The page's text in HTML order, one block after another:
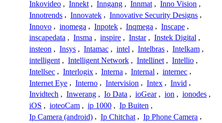
Inkovideo , Innekt , Inngang , Innmat , Inno Vision ,
Innotrends , Innovatek , Innovative Security Designs ,
Innovo , inomega , Inpotek , Inqmega , Inscape ,
inscapedata , Insma , inspire , Instar , Instek Digital ,
insteon , Insys , Intamac , intel , Intelbras , Intelkam ,
intelligent , Intelligent Network , Intellinet , Intellio ,
Intellsec , Interlogix , Interna , Internal , internec ,
Internet Eye , Interno , Intervision , Intex , Invid ,
Invidtech , Inwerang , Io Data , ioGear , ion , ionodes ,
iOS , ioteoCam , ip 1000 , Ip Buiten ,
Ip Camera (android) , Ip Chitchat , Ip Phone Camera ,